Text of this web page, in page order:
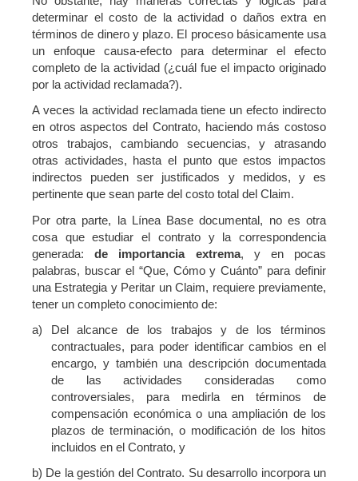
determinar el costo de la actividad o daños extra en
términos de dinero y plazo. El proceso básicamente usa
un enfoque causa-efecto para determinar el efecto
completo de la actividad (¿cuál fue el impacto originado
por la actividad reclamada?).
A veces la actividad reclamada tiene un efecto indirecto
en otros aspectos del Contrato, haciendo más costoso
otros trabajos, cambiando secuencias, y atrasando
otras actividades, hasta el punto que estos impactos
indirectos pueden ser justificados y medidos, y es
pertinente que sean parte del costo total del Claim.
Por otra parte, la Línea Base documental, no es otra
cosa que estudiar el contrato y la correspondencia
generada:de importancia extrema, y en pocas
palabras, buscar el “Que, Cómo y Cuánto” para definir
una Estrategia y Peritar un Claim, requiere previamente,
tener un completo conocimiento de:
a) Del alcance de los trabajos y de los términos
contractuales, para poder identificar cambios en el
encargo, y también una descripción documentada
de las actividades consideradas como
controversiales, para medirla en términos de
compensación económica o una ampliación de los
plazos de terminación, o modificación de los hitos
incluidos en el Contrato, y
b) De la gestión del Contrato. Su desarrollo incorpora un